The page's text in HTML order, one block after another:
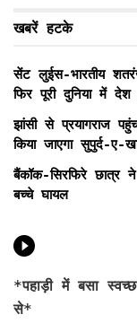
खबरें हटके
सेंट लुईस-भारतीय
फिर पूरी दुनिया में देश
झांसी से प्रयागराज
किया जाएगा सुपुर्द-ए-
बैंकॉक-सिरफिरे छात्र
बच्चे घायल
*पहाड़ी में बसा
से*